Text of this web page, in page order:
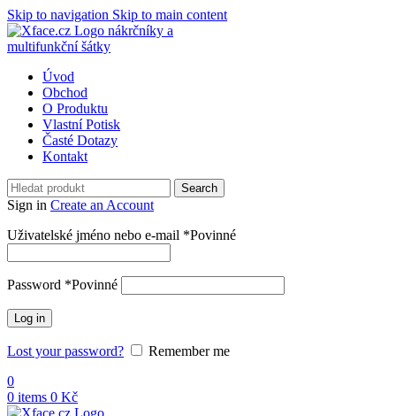
Skip to navigation Skip to main content
Úvod
Obchod
O Produktu
Vlastní Potisk
Časté Dotazy
Kontakt
Search
Sign in Create an Account
Uživatelské jméno nebo e-mail *Povinné
Password *Povinné
Log in
Lost your password?
Remember me
0
0 items 0 Kč